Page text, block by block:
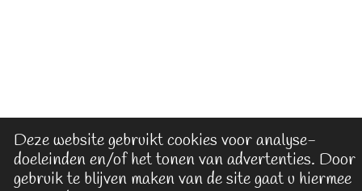
Deze website gebruikt cookies voor analyse-
doeleinden en/of het tonen van advertenties. Door
gebruik te blijven maken van de site gaat u hiermee